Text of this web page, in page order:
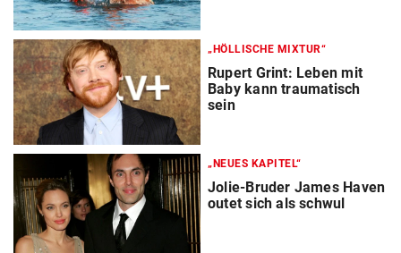
„HÖLLISCHE MIXTUR“
Rupert Grint: Leben mit
Baby kann traumatisch
sein
„NEUES KAPITEL“
Jolie-Bruder James Haven
outet sich als schwul